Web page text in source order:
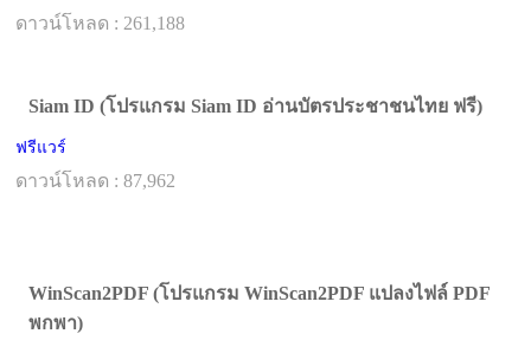
ดาวน์โหลด : 261,188
Siam ID (โปรแกรม Siam ID อ่านบัตรประชาชนไทย ฟรี)
ฟรีแวร์
ดาวน์โหลด : 87,962
WinScan2PDF (โปรแกรม WinScan2PDF แปลงไฟล์ PDF
พกพา)